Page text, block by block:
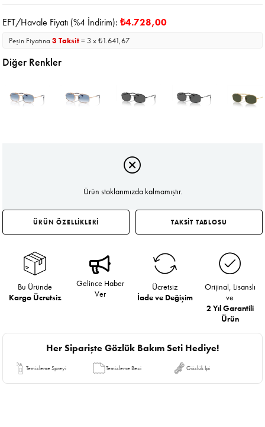
EFT/Havale Fiyatı (%4 İndirim):₺4.728,00
Peşin Fiyatına3 Taksit= 3 x ₺1.641,67
Diğer Renkler
Ürün stoklarımızda kalmamıştır.
ÜRÜN ÖZELLİKLERİ TAKSİT TABLOSU
Bu Üründe
Kargo Ücretsiz
Gelince Haber
Ver
Ücretsiz
İade ve Değişim
Orijinal, Lisanslı
ve
2 Yıl Garantili
Ürün
Her Siparişte Gözlük Bakım Seti Hediye!
Temizleme Spreyi Temizleme Bezi Gözlük İpi